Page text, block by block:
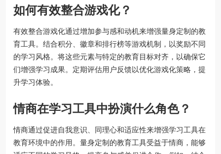
如何有效整合游戏化？
有效整合游戏化通过增加参与感和动机来增强量身定制的教
育工具。结合积分、徽章和排行榜等游戏机制，以奖励不同
的学习风格。将这些元素与特定的教育目标对齐，以确保它
们增强学习成果。定期评估用户反馈以优化游戏化策略，提
升学习体验。
情商在学习工具中扮演什么角色？
情商通过促进自我意识、同理心和适应性来增强学习工具在
教育环境中的作用。量身定制的教育工具受益于情商，能够